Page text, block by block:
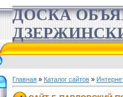
ДОСКА
Главная » Каталог сайтов »